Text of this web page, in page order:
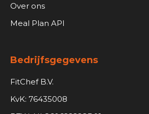
Over ons
Meal Plan API
Bedrijfsgegevens
FitChef B.V.
KvK: 76435008